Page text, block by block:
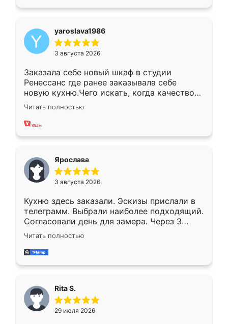
yaroslava1986
3 августа 2026
Заказала себе новый шкаф в студии
Ренессанс где ранее заказывала себе
новую кухню.Чего искать, когда качеством
вполне довольна. Служит кухня уже почти
два года, нареканий нет.
Читать полностью
Ярослава
3 августа 2026
Кухню здесь заказали. Эскизы прислали в
телеграмм. Выбрали наиболее подходящий.
Согласовали день для замера. Через 3
недели кухня была уже готова. Остались
довольны работой. Спасибо Ренессанс
мебель за качественную работу!
Читать полностью
Rita S.
29 июля 2026